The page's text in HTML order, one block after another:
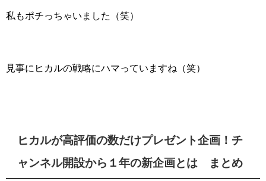
私もポチっちゃいました（笑）
見事にヒカルの戦略にハマっていますね（笑）
ヒカルが高評価の数だけプレゼント企画！チ
ャンネル開設から１年の新企画とは まとめ